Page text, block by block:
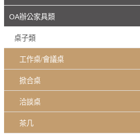
OA辦公家具類
桌子類
工作桌/會議桌
掀合桌
洽談桌
茶几